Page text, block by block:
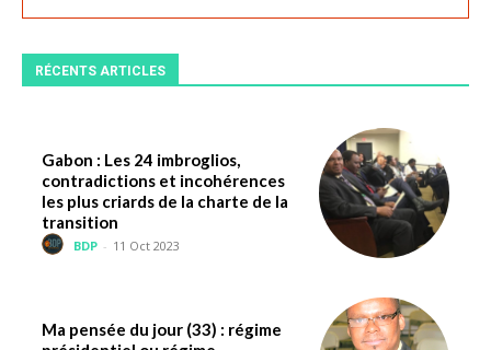
RÉCENTS ARTICLES
Gabon : Les 24 imbroglios,
contradictions et incohérences
les plus criards de la charte de la
transition
BDP - 11 Oct 2023
Ma pensée du jour (33) : régime